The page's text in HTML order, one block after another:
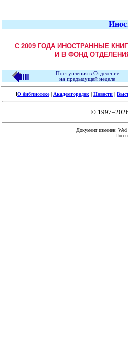
С 2009 ГОДА ИНОСТРАННЫЕ
И В ФОНД
Поступления в Отделение
на предыдущей неделе
[О библиотеке| Академгородок | Новости |
©
Документ изменен: